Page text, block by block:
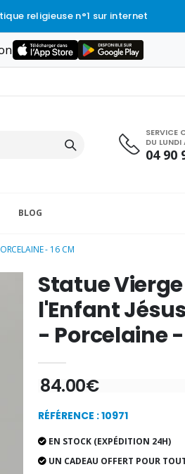
religieuse n°1 sur internet
SERVICE
DU
04 90
BLOG
- 16 CM
Statue
l'Enfant
- Porcelaine -
84.00€
RÉFÉRENCE : 10971
EN STOCK (EXPÉDITION 24H)
UN CADEAU OFFERT POUR